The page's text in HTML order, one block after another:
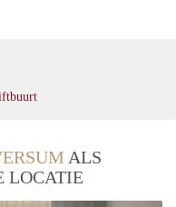
ALS
LOCATIE